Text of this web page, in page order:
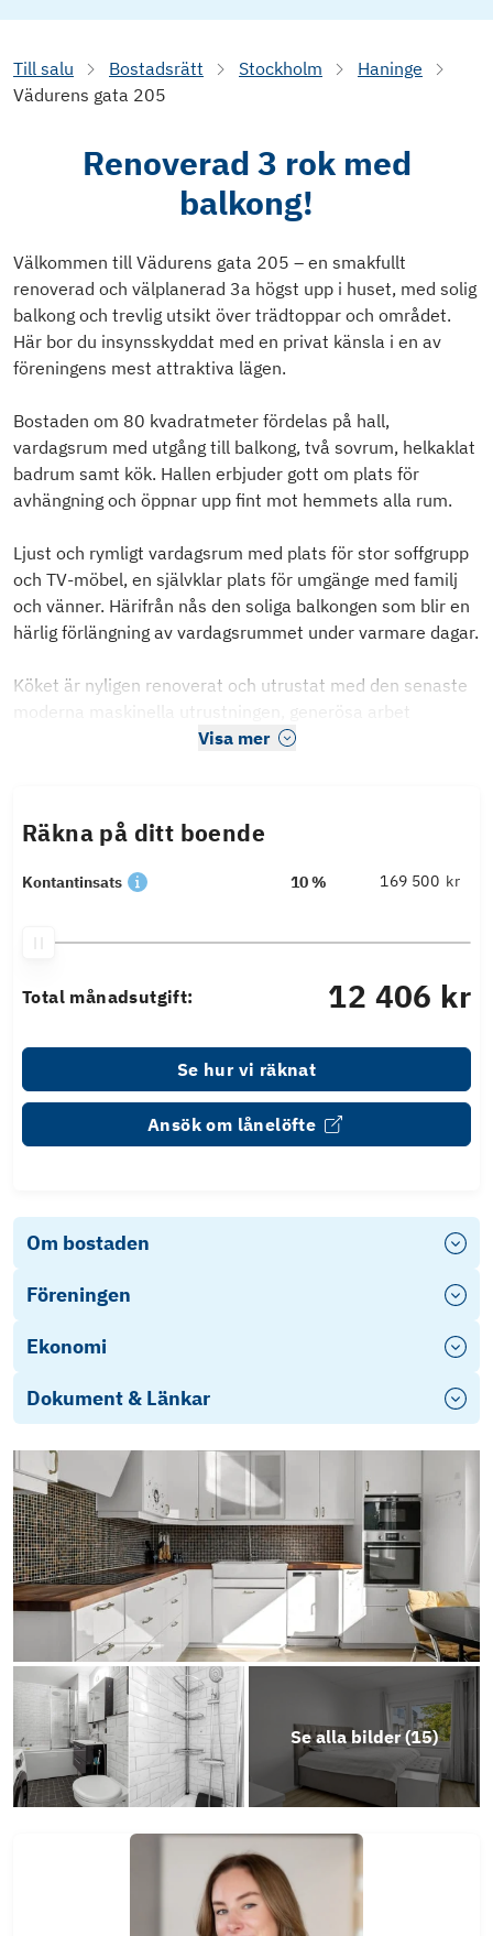
Till salu Bostadsrätt Stockholm
Haninge
Vädurens gata 205
Renoverad 3 rok med
balkong!
Välkommen till Vädurens gata 205 – en smakfullt
renoverad och välplanerad 3a högst upp i huset, med solig
balkong och trevlig utsikt över trädtoppar och området.
Här bor du insynsskyddat med en privat känsla i en av
föreningens mest attraktiva lägen.
Bostaden om 80 kvadratmeter fördelas på hall,
vardagsrum med utgång till balkong, två sovrum, helkaklat
badrum samt kök. Hallen erbjuder gott om plats för
avhängning och öppnar upp fint mot hemmets alla rum.
Ljust och rymligt vardagsrum med plats för stor soffgrupp
och TV-möbel, en självklar plats för umgänge med familj
och vänner. Härifrån nås den soliga balkongen som blir en
härlig förlängning av vardagsrummet under varmare dagar.
Köket är nyligen renoverat och utrustat med den senaste
moderna maskinella utrustningen, generösa arbet
Visa mer
Räkna på ditt boende
Kontantinsats 10 % kr
Total månadsutgift: 12 406 kr
Se hur vi räknat
Ansök om lånelöfte
Om bostaden
Föreningen
Ekonomi
Dokument & Länkar
Objektsbeskrivning
Se alla bilder (15)